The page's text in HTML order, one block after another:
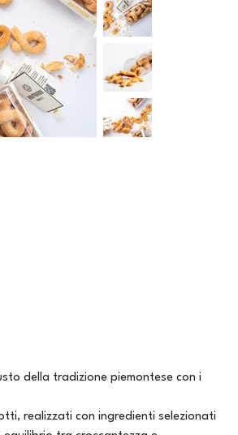
della tradizione piemontese con i
realizzati con ingredienti selezionati